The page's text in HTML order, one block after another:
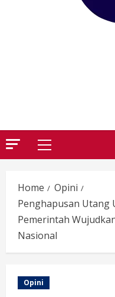
Primary
Home
Opini
Penghapusan Utang
Pemerintah
Nasional
Opini